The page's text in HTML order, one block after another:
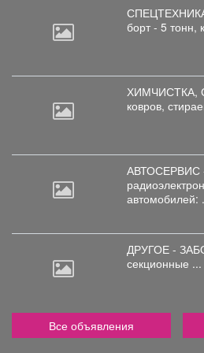
борт - 5 тонн,
ХИМЧИСТКА,
ковров,
АВТОСЕРВИС
автомобилей:
ДРУГОЕ -
секционные ...
Все объявления